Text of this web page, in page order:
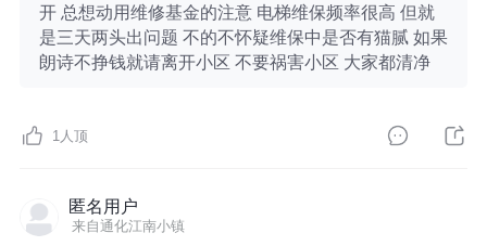
开 总想动用维修基金的注意 电梯维保频率很高 但就
是三天两头出问题 不的不怀疑维保中是否有猫腻 如果
朗诗不挣钱就请离开小区 不要祸害小区 大家都清净
1 人顶
匿名用户
来自通化江南小镇